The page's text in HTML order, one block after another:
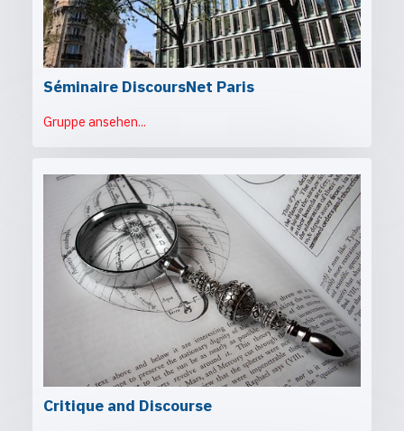
Séminaire DiscoursNet Paris
Gruppe ansehen...
Critique and Discourse